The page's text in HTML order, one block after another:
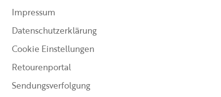
Impressum
Datenschutzerklärung
Cookie Einstellungen
Retourenportal
Sendungsverfolgung